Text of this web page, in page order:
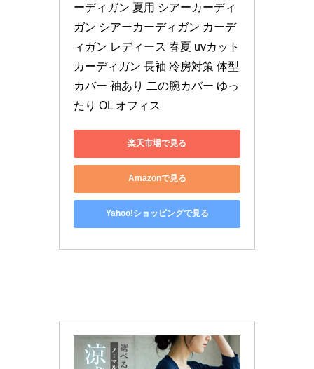
ーディガン 夏用 シアーカーディ
ガン シアーカーディガン カーデ
ィガン レディース 春夏 uvカット
カーディガン 長袖 冷房対策 体型
カバー 袖あり 二の腕カバー ゆっ
たり OL オフィス
楽天市場で見る
Amazonで見る
Yahoo!ショッピングで見る